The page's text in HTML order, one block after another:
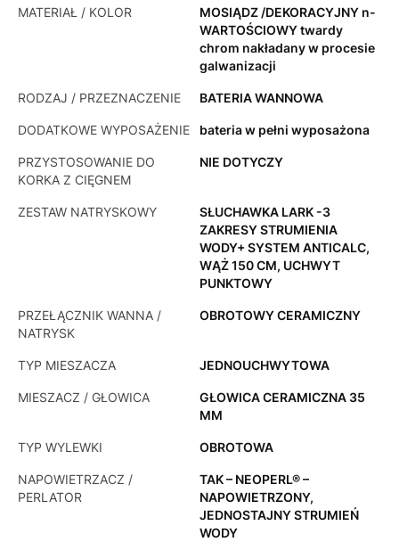
MATERIAŁ / KOLOR
MOSIĄDZ /DEKORACYJNY n-
WARTOŚCIOWY twardy
chrom nakładany w procesie
galwanizacji
RODZAJ / PRZEZNACZENIE BATERIA WANNOWA
DODATKOWE WYPOSAŻENIE bateria w pełni wyposażona
PRZYSTOSOWANIE DO
KORKA Z CIĘGNEM
NIE DOTYCZY
ZESTAW NATRYSKOWY
SŁUCHAWKA LARK -3
ZAKRESY STRUMIENIA
WODY+ SYSTEM ANTICALC,
WĄŻ 150 CM, UCHWYT
PUNKTOWY
PRZEŁĄCZNIK WANNA /
NATRYSK
OBROTOWY CERAMICZNY
TYP MIESZACZA JEDNOUCHWYTOWA
MIESZACZ / GŁOWICA
GŁOWICA CERAMICZNA 35
MM
TYP WYLEWKI OBROTOWA
NAPOWIETRZACZ /
PERLATOR
TAK – NEOPERL® –
NAPOWIETRZONY,
JEDNOSTAJNY STRUMIEŃ
WODY